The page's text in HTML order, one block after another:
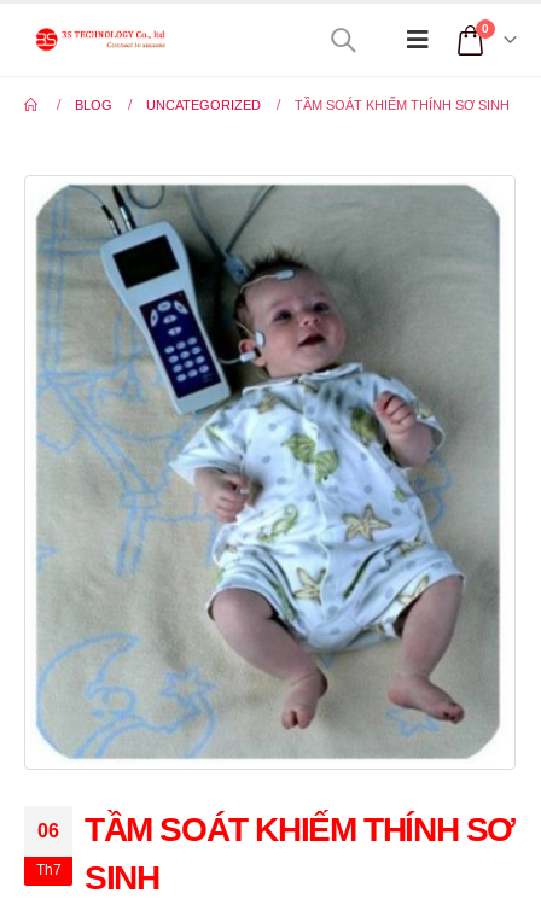
0
BLOG UNCATEGORIZED TẦM SOÁT KHIẾM THÍNH SƠ SINH
06
Th7
TẦM SOÁT KHIẾM THÍNH SƠ
SINH